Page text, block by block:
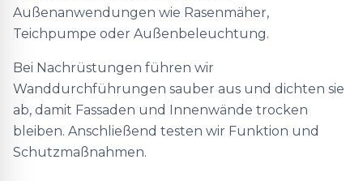
Außenanwendungen wie Rasenmäher,
Teichpumpe oder Außenbeleuchtung.
Bei Nachrüstungen führen wir
Wanddurchführungen sauber aus und dichten sie
ab, damit Fassaden und Innenwände trocken
bleiben. Anschließend testen wir Funktion und
Schutzmaßnahmen.